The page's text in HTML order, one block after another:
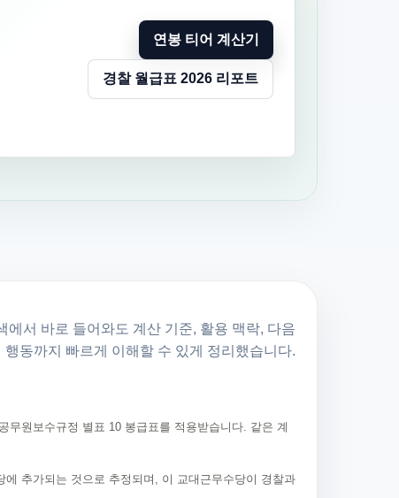
연봉 티어 계산기
경찰 월급표 2026 리포트
에서 바로 들어와도 계산 기준, 활용 맥락, 다음
행동까지 빠르게 이해할 수 있게 정리했습니다.
무원보수규정 별표 10 봉급표를 적용받습니다. 같은 계
추가되는 것으로 추정되며, 이 교대근무수당이 경찰과